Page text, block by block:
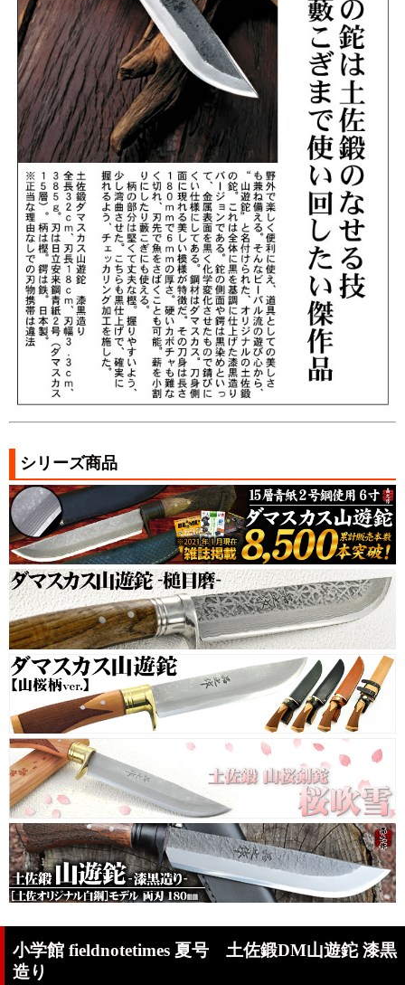
シリーズ商品
小学館 fieldnotetimes 夏号 土佐鍛DM山遊鉈 漆黒
造り